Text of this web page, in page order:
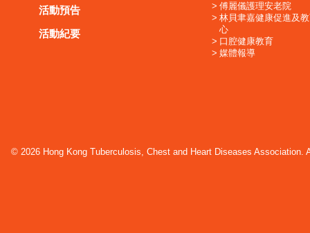
活動預告
活動紀要
傅麗儀護理安老院
林貝聿嘉健康促進及
心
口腔健康教育
媒體報導
© 2026 Hong Kong Tuberculosis, Chest and Heart Diseases Association.